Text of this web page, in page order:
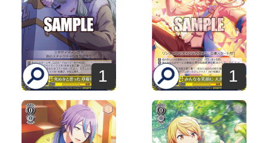
1 1